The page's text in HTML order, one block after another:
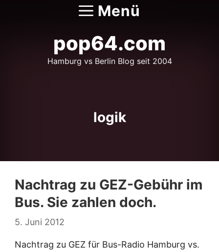
Menü
pop64.com
Hamburg vs Berlin Blog seit 2004
logik
Nachtrag zu GEZ-Gebühr im
Bus. Sie zahlen doch.
5. Juni 2012
Nachtrag zu GEZ für Bus-Radio Hamburg vs.